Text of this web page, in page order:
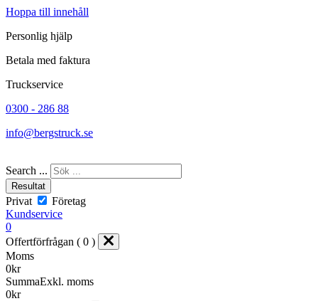
Hoppa till innehåll
Personlig hjälp
Betala med faktura
Truckservice
0300 - 286 88
info@bergstruck.se
Search ...
Resultat
Privat
Företag
Kundservice
0
Offertförfrågan ( 0 )
Moms
0kr
SummaExkl. moms
0kr